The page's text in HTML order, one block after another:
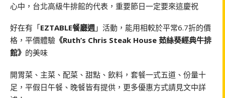
心中，台北高級牛排館的代表，重要節日一定要來這慶祝
好在有「EZTABLE餐廳週 」活動，能用相較於平常6.7折的價
格，平價體驗 《Ruth’s Chris Steak House 茹絲葵經典牛排
館》 的美味
開胃菜、主菜、配菜、甜點、飲料，套餐一式五道、份量十
足，平假日午餐、晚餐皆有提供，更多優惠方式請見文中詳